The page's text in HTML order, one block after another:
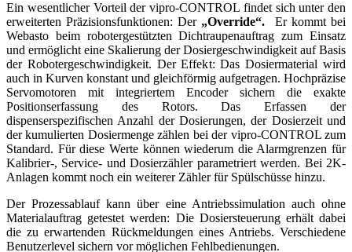
Ein wesentlicher Vorteil der vipro-CONTROL findet sich unter den
erweiterten Präzisionsfunktionen: Der„Override“. Er kommt bei
Webasto beim robotergestützten Dichtraupenauftrag zum Einsatz
und ermöglicht eine Skalierung der Dosiergeschwindigkeit auf Basis
der Robotergeschwindigkeit. Der Effekt: Das Dosiermaterial wird
auch in Kurven konstant und gleichförmig aufgetragen. Hochpräzise
Servomotoren mit integriertem Encoder sichern die exakte
Positionserfassung des Rotors. Das Erfassen der
dispenserspezifischen Anzahl der Dosierungen, der Dosierzeit und
der kumulierten Dosiermenge zählen bei der vipro-CONTROL zum
Standard. Für diese Werte können wiederum die Alarmgrenzen für
Kalibrier-, Service- und Dosierzähler parametriert werden. Bei 2K-
Anlagen kommt noch ein weiterer Zähler für Spülschüsse hinzu.
Der Prozessablauf kann über eine Antriebssimulation auch ohne
Materialauftrag getestet werden: Die Dosiersteuerung erhält dabei
die zu erwartenden Rückmeldungen eines Antriebs. Verschiedene
Benutzerlevel sichern vor möglichen Fehlbedienungen.